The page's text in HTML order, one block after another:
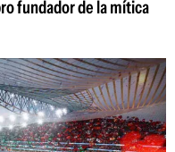
fundador de la mítica